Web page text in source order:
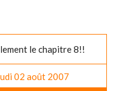
le chapitre 8!!
02 août 2007